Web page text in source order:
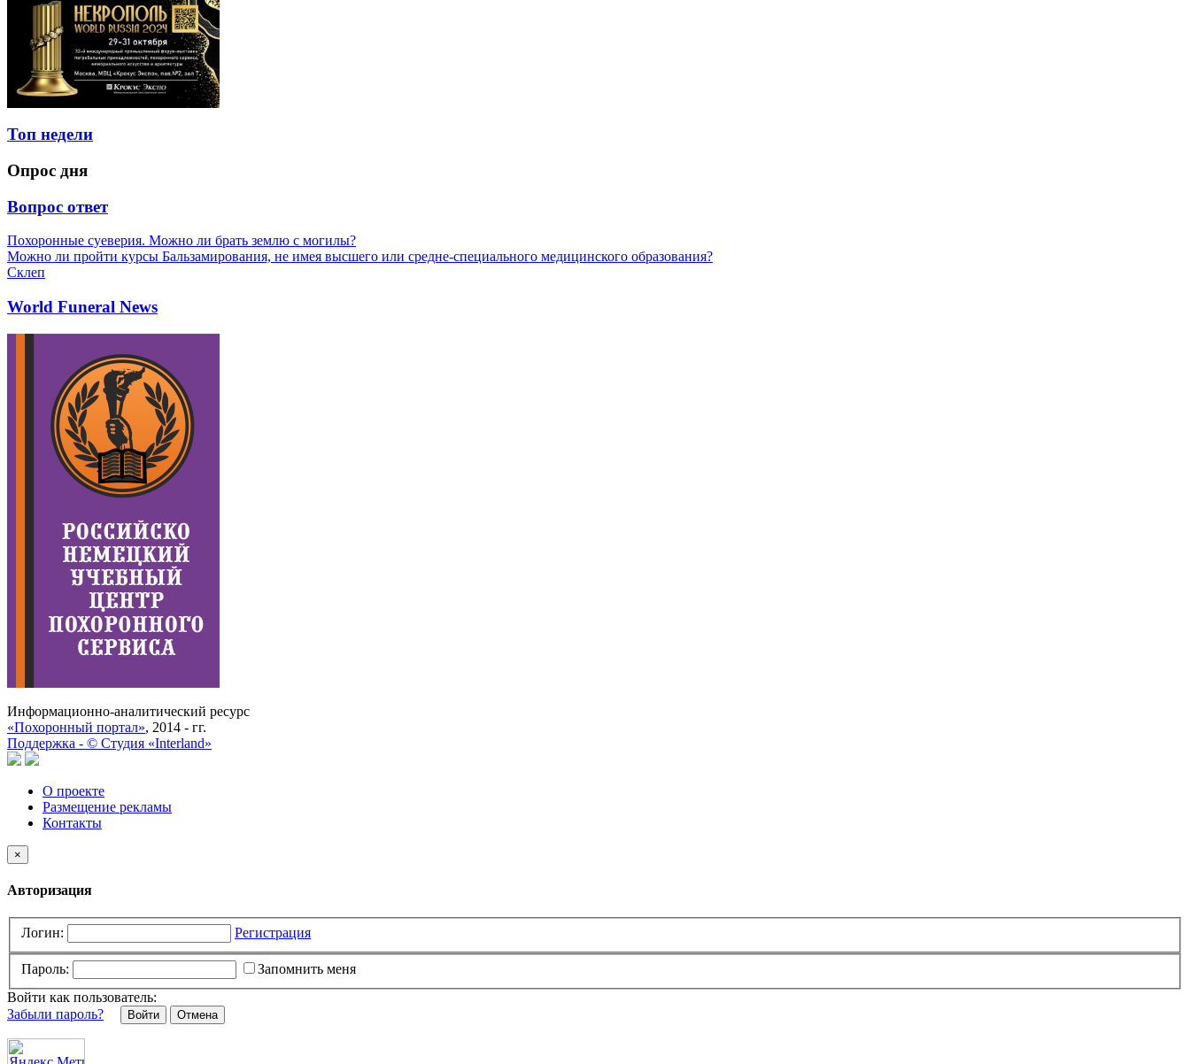
Топ недели
Опрос дня
Вопрос ответ
Похоронные суеверия. Можно ли брать землю с могилы?
Можно ли пройти курсы Бальзамирования, не имея высшего или средне-специального медицинского образования?
Склеп
World Funeral News
Информационно-аналитический ресурс
«Похоронный портал», 2014 - гг.
Поддержка - © Cтудия «Interland»
О проекте
Размещение рекламы
Контакты
×
Авторизация
Логин: Регистрация
Пароль:
Запомнить меня
Войти как пользователь:
Забыли пароль?
Отмена